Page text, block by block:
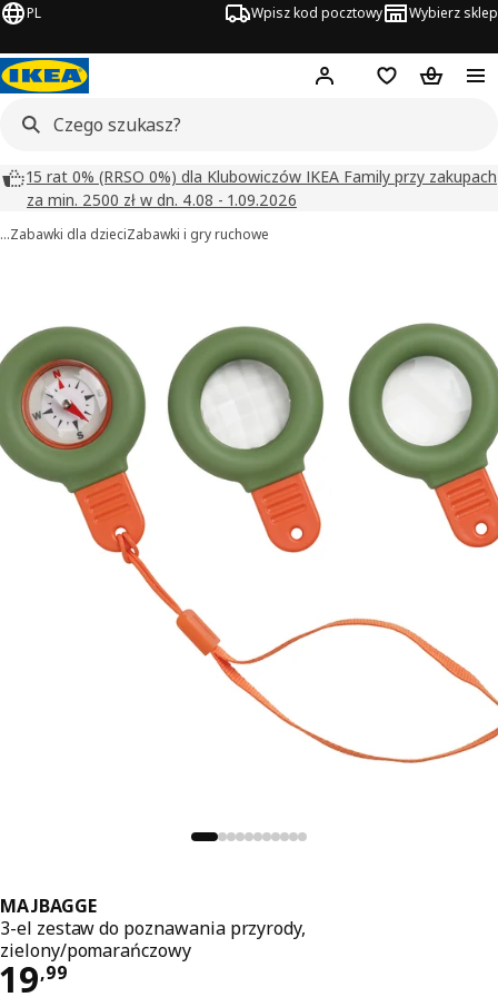
PL Wpisz kod pocztowy Wybierz sklep
Hej! Zaloguj się
Lista zakupowa
Koszyk
15 rat 0% (RRSO 0%) dla Klubowiczów IKEA Family przy zakupach
za min. 2500 zł w dn. 4.08 - 1.09.2026
…Zabawki dla dzieciZabawki i gry ruchowe
MAJBAGGE
3-el zestaw do poznawania przyrody,
zielony/pomarańczowy
19,99
Cena 19,99